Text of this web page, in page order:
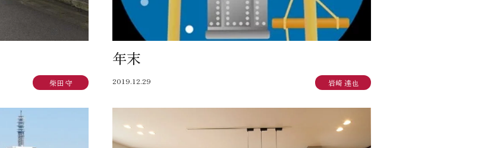
柴田 守
年末
2019.12.29 岩崎 達也